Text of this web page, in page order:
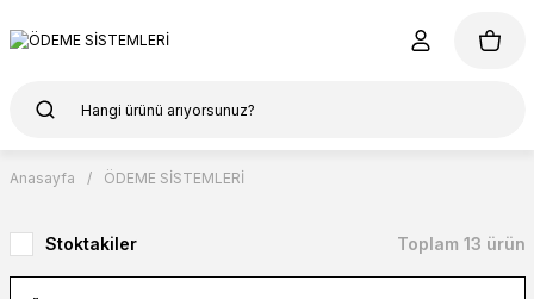
Anasayfa ÖDEME SİSTEMLERİ
Stoktakiler Toplam 13 ürün